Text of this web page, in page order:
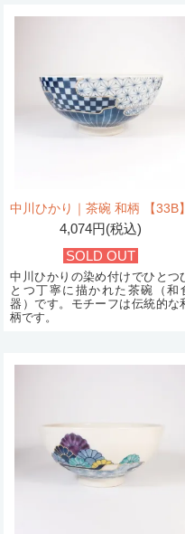
中川ひかり｜茶碗 和柄 【33B】
4,074円(税込)
SOLD OUT
中川ひかりの染め付けでひとつ
とつ丁寧に描かれた茶碗（和
器）です。モチーフは伝統的な
柄です。